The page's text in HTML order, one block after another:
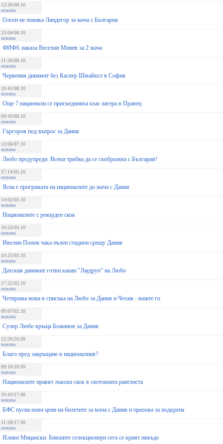
13:36/08.10
новина
Олсен не повика Линдегор за мача с България
13:04/08.10
новина
ФИФА наказа Веселин Минев за 2 мача
11:20/08.10
новина
Червения динамит без Каспер Шмайхел в София
10:41/08.10
новина
Още 7 национали се присъединиха към лагера в Правец
09:43/08.10
новина
Гъргоров под въпрос за Дания
13:06/07.10
новина
Любо предупреди: Всеки трябва да се съобразява с България!
17:14/05.10
новина
Ясна е програмата на националите до мача с Дания
14:02/03.10
новина
Националите с рекорден скок
10:53/03.10
новина
Ивелин Попов чака пълен стадион срещу Дания
10:25/03.10
новина
Датския динамит готви капан "Лаудруп" на Любо
17:22/02.10
новина
Четирима нови в списъка на Любо за Дания и Чехия - вижте го
09:07/02.10
новина
Супер Любо връща Божинов за Дания
12:26/26.09
новина
Благо пред завръщане в националния?
09:10/18.09
новина
Националите правят лъвски скок в световната ранглиста
19:43/17.09
новина
БФС пусна нови цени на билетите за мача с Дания и призова за подкрепа
11:28/17.09
новина
Илиян Мицански: Бившите селекционери сега се крият някъде